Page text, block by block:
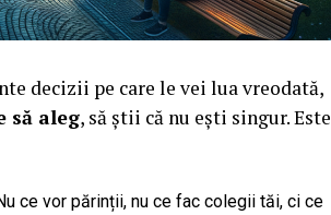
decizii pe care le vei lua vreodată,
să aleg, să știi că nu ești singur. Este
ce vor părinții, nu ce fac colegii tăi, ci ce